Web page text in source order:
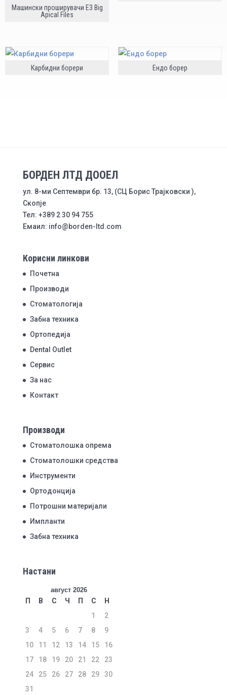
Машински проширувачи E3 Big
Apical Files
Карбидни борери Ендо борер
БОРДЕН ЛТД ДООЕЛ
ул. 8-ми Септември бр. 13, (СЦ Борис Трајковски ),
Скопје
Тел: +389 2 30 94 755
Емаил: info@borden-ltd.com
Корисни линкови
Почетна
Производи
Стоматологија
Забна техника
Ортопедија
Dental Outlet
Сервис
За нас
Контакт
Производи
Стоматолошка опрема
Стоматолошки средства
Инструменти
Ортодонција
Потрошни материјали
Импланти
Забна техника
Настани
август 2026
П В С Ч П С
Н
1
2
3
4 5 6 7 8
9
10
11 12 13 14 15
16
17
18 19 20 21 22
23
24
25 26 27 28 29
30
31